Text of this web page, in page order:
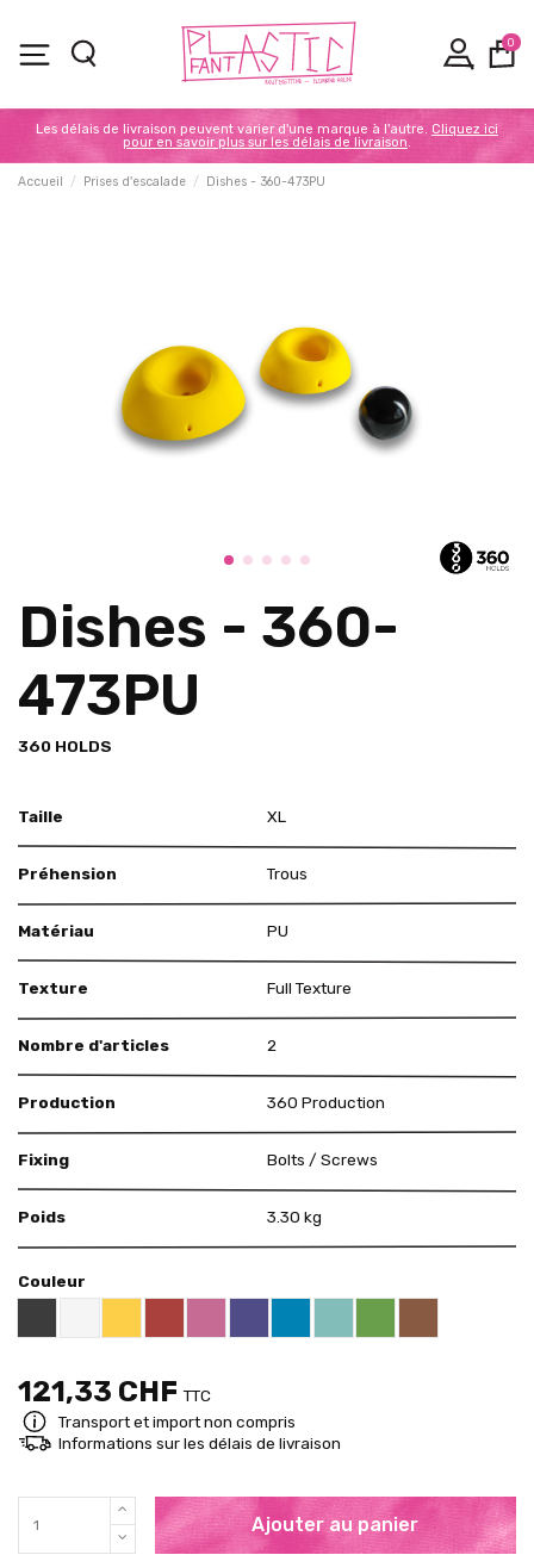
0
Les délais de livraison peuvent varier d'une marque à l'autre. Cliquez ici
pour en savoir plus sur les délais de livraison.
Accueil Prises d'escalade Dishes - 360-473PU
Dishes - 360-
473PU
360 HOLDS
Taille XL
Préhension Trous
Matériau PU
Texture Full Texture
Nombre d'articles 2
Production 360 Production
Fixing Bolts / Screws
Poids 3.30 kg
Couleur
Black RAL 9005
WhiteYellow RAL 1018
Red RAL 3000
Pink RAL 4003
US Purple S4050 - R60B/M
Blue RAL 5015
Mint RAL 6027Brown RAL
121,33 CHF TTC
Transport et import non compris
Informations sur les délais de livraison
Ajouter au panier